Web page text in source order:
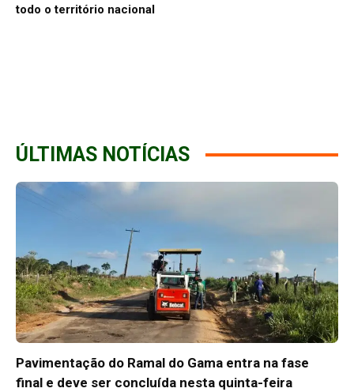
todo o território nacional
ÚLTIMAS NOTÍCIAS
Pavimentação do Ramal do Gama entra na fase
final e deve ser concluída nesta quinta-feira